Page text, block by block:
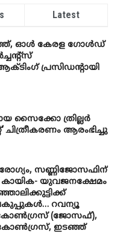
Latest
ഓൾ കേരള ഗോൾഡ്
പ്രസിഡന്റായി
സൈക്കോ ത്രില്ലർ
ചിത്രീകരണം ആരംഭിച്ചു
സണ്ണിജോസഫിന്
കായിക- യുവജനക്ഷേമം
റവന്യൂ
കോൺഗ്രസ് (ജോസഫ്),
ഇടഞ്ഞ്